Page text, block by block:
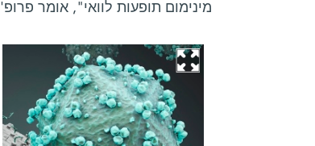
מינימום תופעות לוואי", אומר